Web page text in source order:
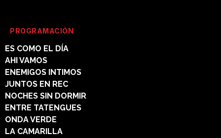
PROGRAMACIÓN
ES COMO EL DÍA
AHI VAMOS
ENEMIGOS INTIMOS
JUNTOS EN REC
NOCHES SIN DORMIR
ENTRE TATENGUES
ONDA VERDE
LA CAMARILLA